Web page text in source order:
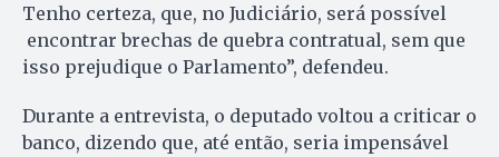
Tenho certeza, que, no Judiciário, será possível
encontrar brechas de quebra contratual, sem que
isso prejudique o Parlamento”, defendeu.
Durante a entrevista, o deputado voltou a criticar o
banco, dizendo que, até então, seria impensável